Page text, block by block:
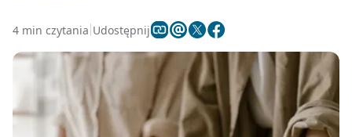
4 min czytania Udostępnij